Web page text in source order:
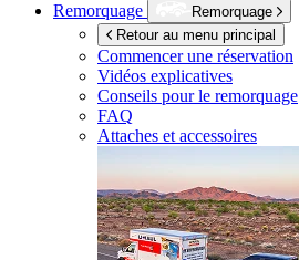
Remorquage
Remorquage
Retour au menu principal
Commencer une réservation
Vidéos explicatives
Conseils pour le remorquage
FAQ
Attaches et accessoires